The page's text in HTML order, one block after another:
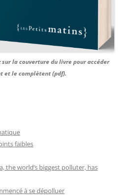
sur la couverture du livre pour accéder
et le complètent (pdf).
faibles
the world’s biggest polluter, has
à se dépolluer